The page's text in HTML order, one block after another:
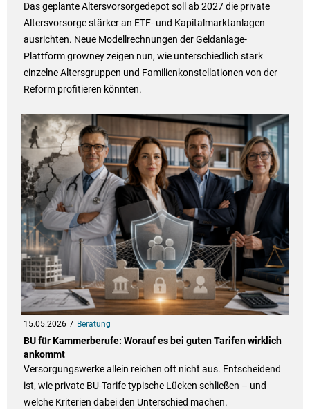
Das geplante Altersvorsorgedepot soll ab 2027 die private
Altersvorsorge stärker an ETF- und Kapitalmarktanlagen
ausrichten. Neue Modellrechnungen der Geldanlage-
Plattform growney zeigen nun, wie unterschiedlich stark
einzelne Altersgruppen und Familienkonstellationen von der
Reform profitieren könnten.
15.05.2026 Beratung
BU für Kammerberufe: Worauf es bei guten Tarifen wirklich
ankommt
Versorgungswerke allein reichen oft nicht aus. Entscheidend
ist, wie private BU-Tarife typische Lücken schließen – und
welche Kriterien dabei den Unterschied machen.